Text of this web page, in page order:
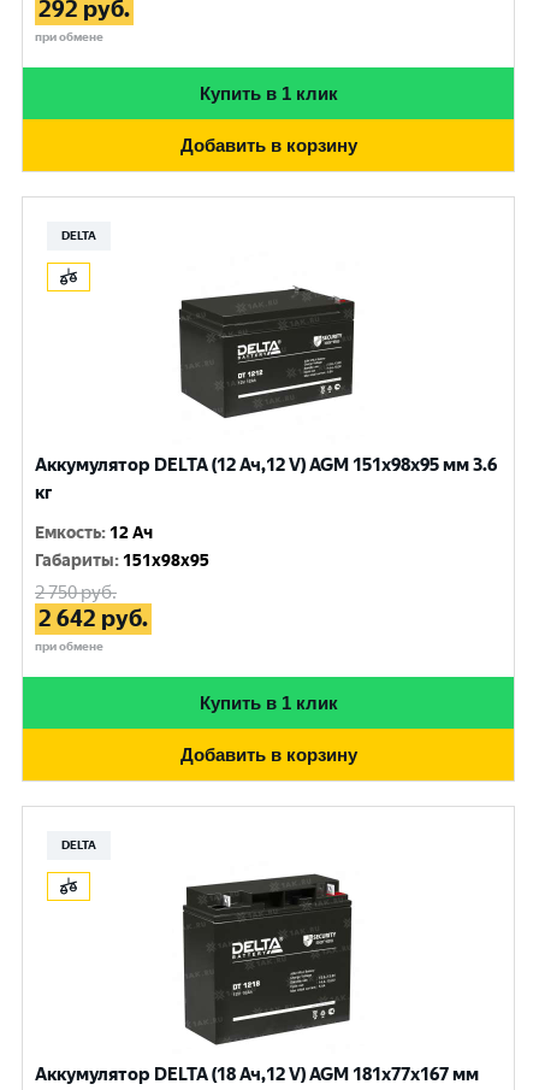
292 руб.
при обмене
Купить в 1 клик
Добавить в корзину
DELTA
Аккумулятор DELTA (12 Ач,12 V) AGM 151x98x95 мм 3.6
кг
Емкость: 12 Ач
Габариты: 151x98x95
2 750руб.
2 642 руб.
при обмене
Купить в 1 клик
Добавить в корзину
DELTA
Аккумулятор DELTA (18 Ач,12 V) AGM 181x77x167 мм